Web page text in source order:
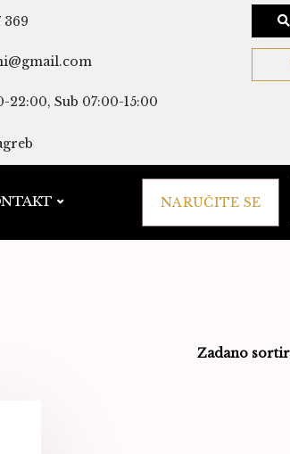
369
22:00, Sub 07:00-15:00
NARUČITE SE